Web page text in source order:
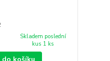
Skladem poslední
kus 1 ks